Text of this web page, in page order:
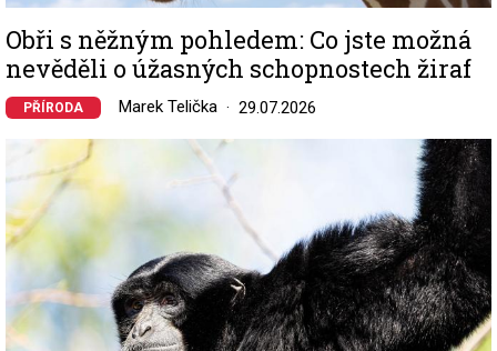
Obři s něžným pohledem: Co jste možná
nevěděli o úžasných schopnostech žiraf
PŘÍRODA Marek Telička 29.07.2026
Image